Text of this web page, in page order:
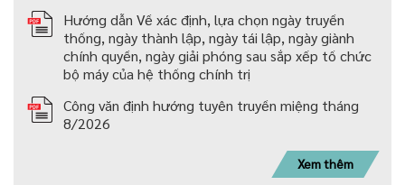
Hướng dẫn Về xác định, lựa chọn ngày truyền
thống, ngày thành lập, ngày tái lập, ngày giành
chính quyền, ngày giải phóng sau sắp xếp tố chức
bộ máy của hệ thống chính trị
Công văn định hướng tuyên truyền miệng tháng
8/2026
Xem thêm